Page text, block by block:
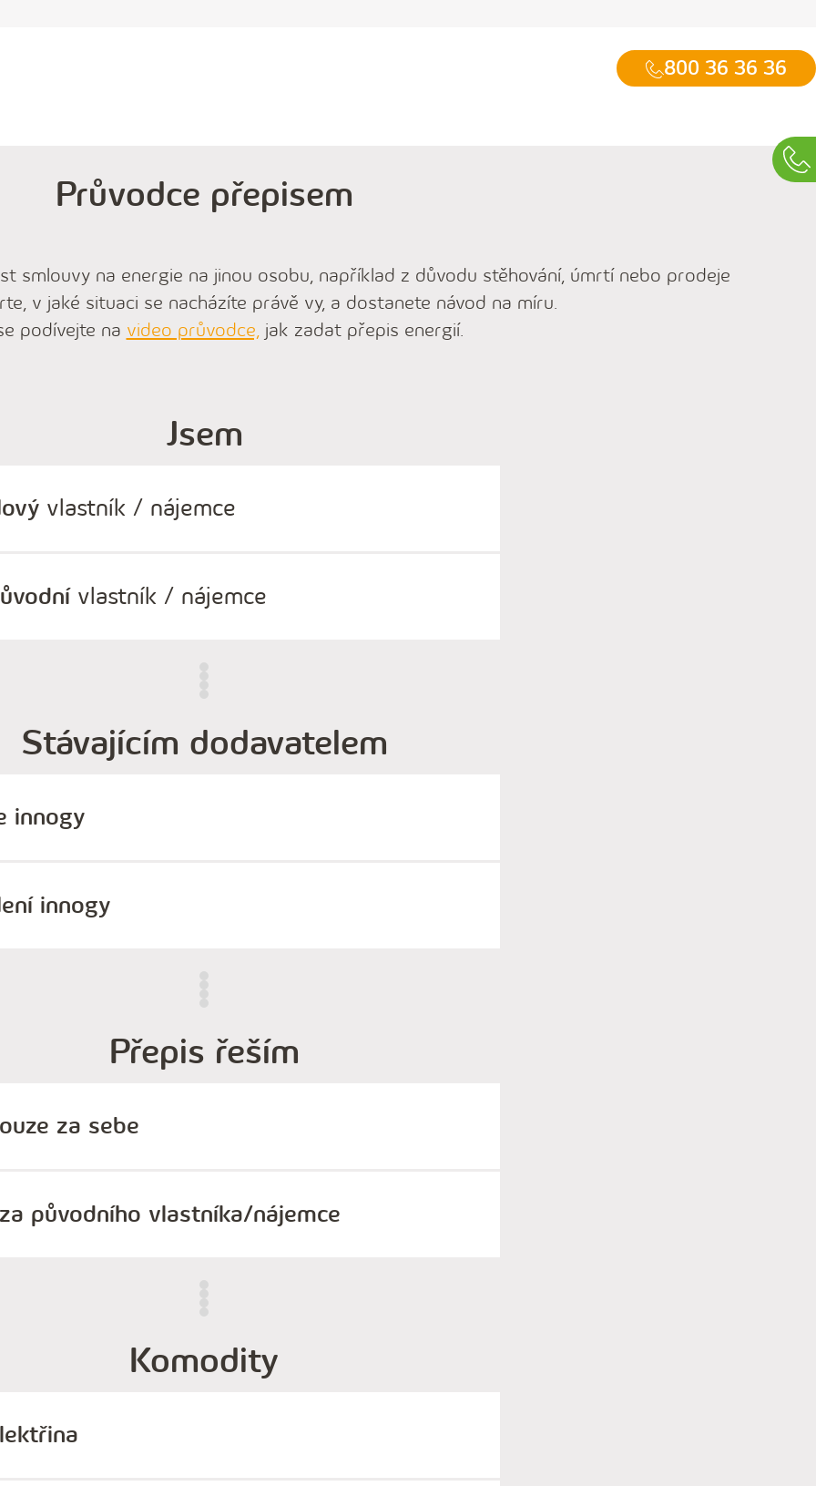
800 36 36 36
Průvodce přepisem
smlouvy na energie na jinou osobu, například z důvodu stěhování, úmrtí nebo prodeje
v jaké situaci se nacházíte právě vy, a dostanete návod na míru.
podívejte na video průvodce,jak zadat přepis energií.
Jsem
vlastník / nájemce
vlastník / nájemce
Stávajícím dodavatelem
innogy
innogy
Přepis řeším
za sebe
původního vlastníka/nájemce
Komodity
chat